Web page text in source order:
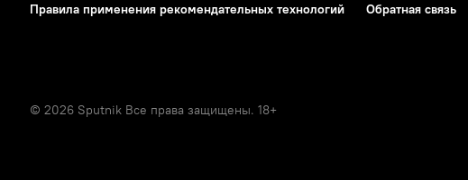
Правила применения рекомендательных технологий
Обратная связь
© 2026 Sputnik Все права защищены. 18+